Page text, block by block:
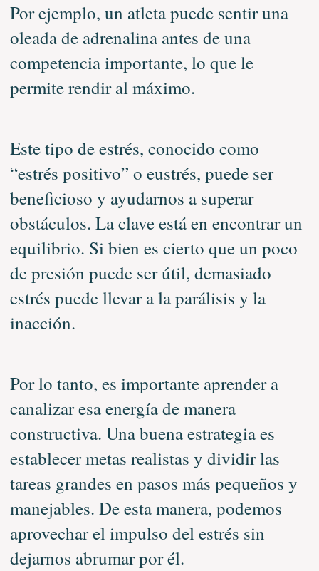
Por ejemplo, un atleta puede sentir una
oleada de adrenalina antes de una
competencia importante, lo que le
permite rendir al máximo.
Este tipo de estrés, conocido como
“estrés positivo” o eustrés, puede ser
beneficioso y ayudarnos a superar
obstáculos. La clave está en encontrar un
equilibrio. Si bien es cierto que un poco
de presión puede ser útil, demasiado
estrés puede llevar a la parálisis y la
inacción.
Por lo tanto, es importante aprender a
canalizar esa energía de manera
constructiva. Una buena estrategia es
establecer metas realistas y dividir las
tareas grandes en pasos más pequeños y
manejables. De esta manera, podemos
aprovechar el impulso del estrés sin
dejarnos abrumar por él.